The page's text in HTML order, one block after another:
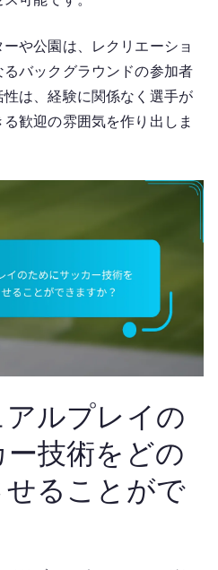
や公園は、レクリエーショ
バックグラウンドの参加者
は、経験に関係なく選手が
歓迎の雰囲気を作り出しま
ルプレイの
技術をどの
ることがで